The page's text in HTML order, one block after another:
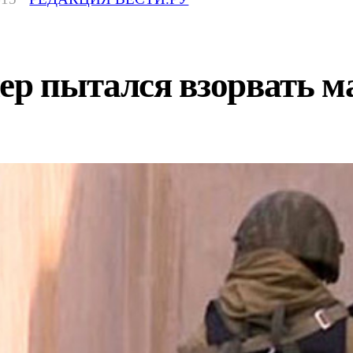
пытался взорвать